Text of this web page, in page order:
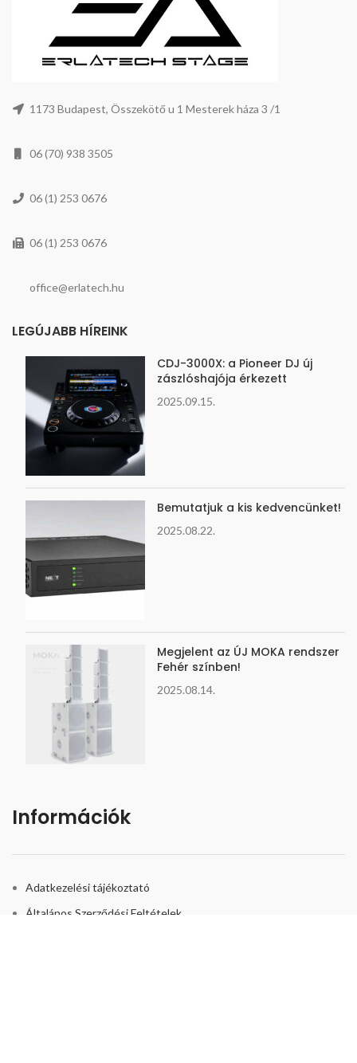
1173 Budapest, Összekötő u 1 Mesterek háza 3 /1
06 (70) 938 3505
06 (1) 253 0676
06 (1) 253 0676
office@erlatech.hu
LEGÚJABB HÍREINK
CDJ-3000X: a Pioneer DJ új
zászlóshajója érkezett
2025.09.15.
Bemutatjuk a kis kedvencünket!
2025.08.22.
Megjelent az ÚJ MOKA rendszer
Fehér színben!
2025.08.14.
Információk
Adatkezelési tájékoztató
Általános Szerződési Feltételek